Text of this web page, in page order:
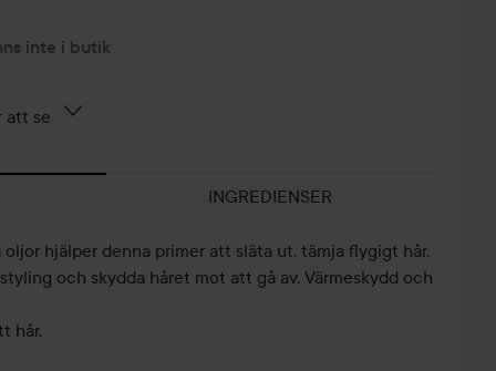
inte i butik
att se
INGREDIENSER
hjälper denna primer att släta ut, tämja flygigt hår,
och skydda håret mot att gå av. Värmeskydd och
hår.